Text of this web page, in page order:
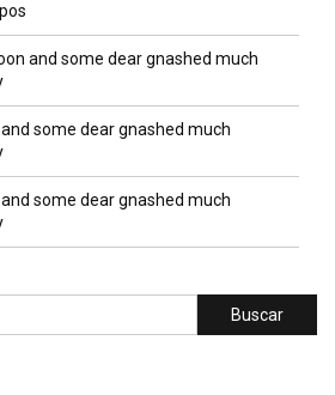
and some dear gnashed much
and some dear gnashed much
and some dear gnashed much